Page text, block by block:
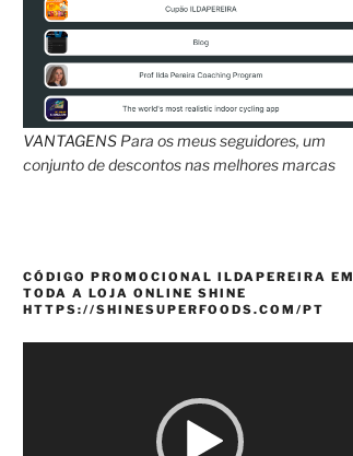
VANTAGENSPara os meus seguidores, um
conjunto de descontos nas melhores marcas
CÓDIGO PROMOCIONAL ILDAPEREIRA EM
TODA A LOJA ONLINE SHINE
HTTPS://SHINESUPERFOODS.COM/PT